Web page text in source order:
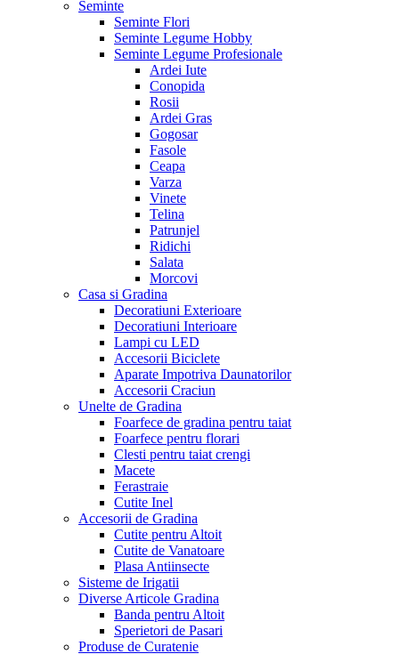
Seminte
Seminte Flori
Seminte Legume Hobby
Seminte Legume Profesionale
Ardei Iute
Conopida
Rosii
Ardei Gras
Gogosar
Fasole
Ceapa
Varza
Vinete
Telina
Patrunjel
Ridichi
Salata
Morcovi
Casa si Gradina
Decoratiuni Exterioare
Decoratiuni Interioare
Lampi cu LED
Accesorii Biciclete
Aparate Impotriva Daunatorilor
Accesorii Craciun
Unelte de Gradina
Foarfece de gradina pentru taiat
Foarfece pentru florari
Clesti pentru taiat crengi
Macete
Ferastraie
Cutite Inel
Accesorii de Gradina
Cutite pentru Altoit
Cutite de Vanatoare
Plasa Antiinsecte
Sisteme de Irigatii
Diverse Articole Gradina
Banda pentru Altoit
Sperietori de Pasari
Produse de Curatenie